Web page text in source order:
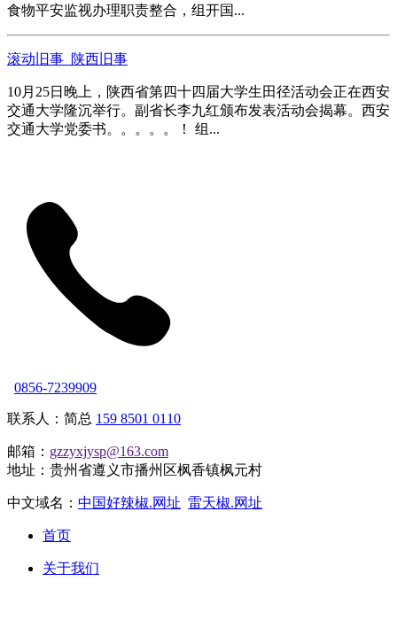
食物平安监视办理职责整合，组开国...
滚动旧事_陕西旧事
10月25日晚上，陕西省第四十四届大学生田径活动会正在西安
交通大学隆沉举行。副省长李九红颁布发表活动会揭幕。西安
交通大学党委书。。。。。！ 组...
0856-7239909
联系人：简总 159 8501 0110
邮箱： gzzyxjysp@163.com
地址：贵州省遵义市播州区枫香镇枫元村
中文域名： 中国好辣椒.网址 雷天椒.网址
首页
关于我们